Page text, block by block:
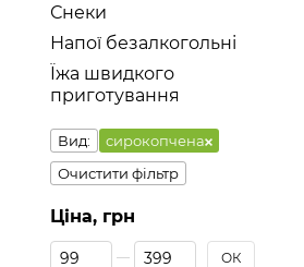
Снеки
Напої безалкогольні
Їжа швидкого
приготування
Вид:
сирокопчена
Очистити фільтр
Ціна, грн
Від Ціна, грн
До Ціна, грн ОК